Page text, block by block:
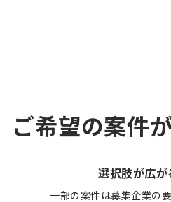
ご希望の案件
選択肢が広が
一部の案件は募集企業の